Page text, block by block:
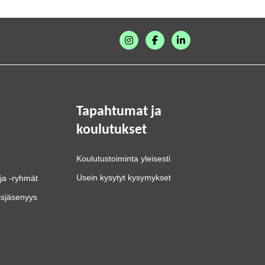
-ryhmät
Tapahtumat ja
koulutukset
Koulutustoiminta yleisesti
Usein kysytyt kysymykset